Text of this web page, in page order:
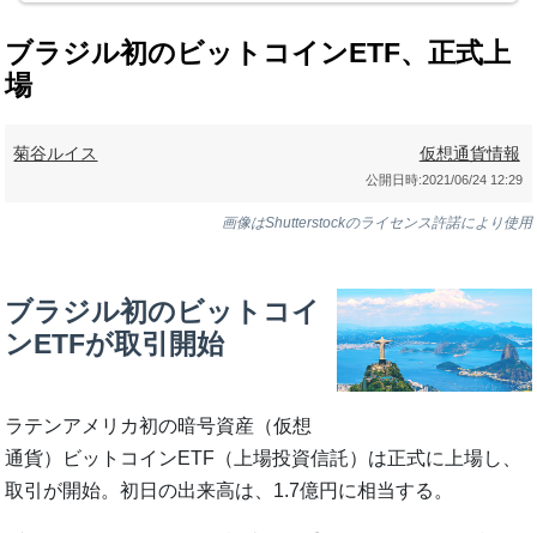
ブラジル初のビットコインETF、正式上
場
菊谷ルイス 仮想通貨情報
公開日時:2021/06/24 12:29
画像はShutterstockのライセンス許諾により使用
ブラジル初のビットコイ
ンETFが取引開始
ラテンアメリカ初の暗号資産（仮想
通貨）ビットコインETF（上場投資信託）は正式に上場し、
取引が開始。初日の出来高は、1.7億円に相当する。